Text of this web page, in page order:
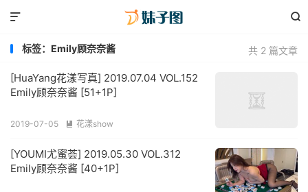


共 2 篇文章
标签：Emily顾奈奈酱
[HuaYang花漾写真] 2019.07.04 VOL.152
Emily顾奈奈酱 [51+1P]
2019-07-05  花漾show
[YOUMI尤蜜荟] 2019.05.30 VOL.312
Emily顾奈奈酱 [40+1P]